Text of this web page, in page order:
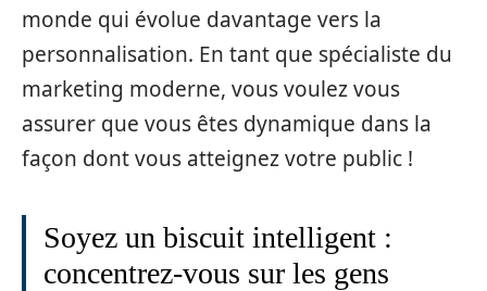
monde qui évolue davantage vers la
personnalisation. En tant que spécialiste du
marketing moderne, vous voulez vous
assurer que vous êtes dynamique dans la
façon dont vous atteignez votre public !
Soyez un biscuit intelligent :
concentrez-vous sur les gens